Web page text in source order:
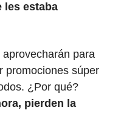
les estaba
para
promociones súper
pierden la